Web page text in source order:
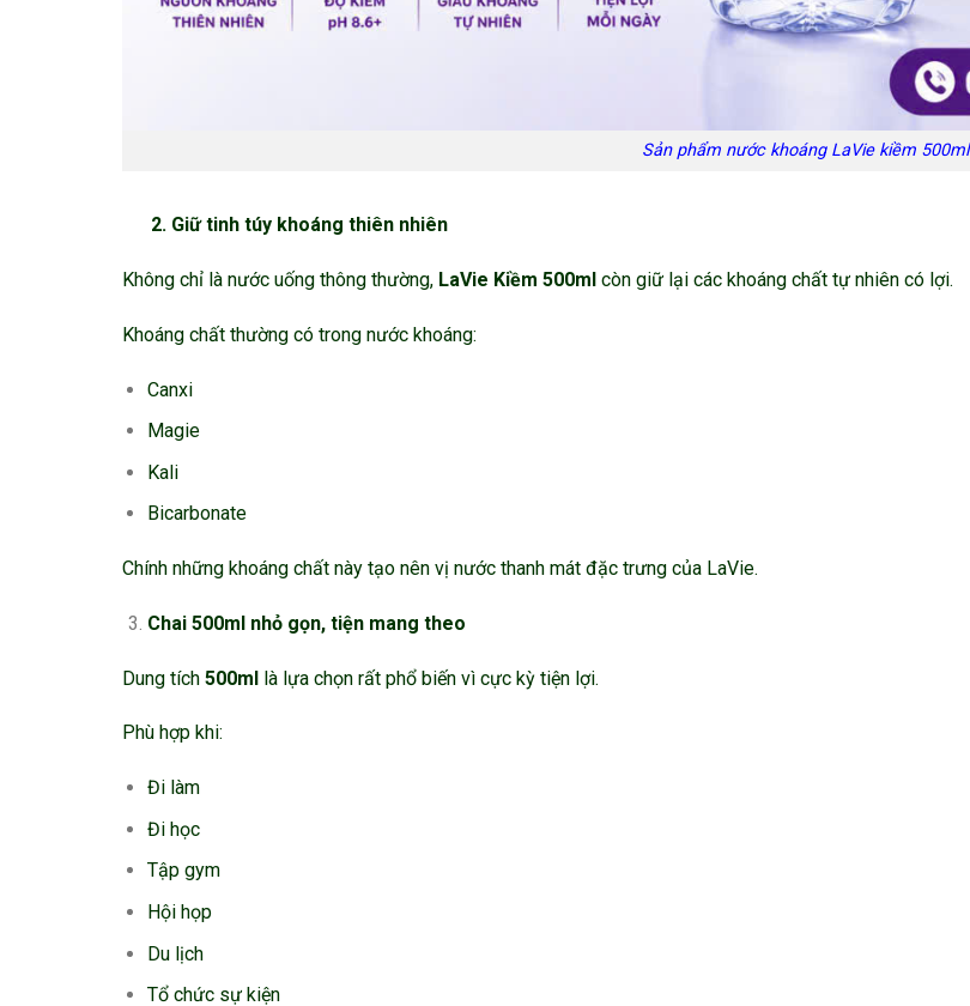
Sản phẩm nước khoáng LaVie kiềm 500ml
2. Giữ tinh túy khoáng thiên nhiên
Không chỉ là nước uống thông thường, LaVie Kiềm 500ml còn giữ lại các khoáng chất tự nhiên có lợi.
Khoáng chất thường có trong nước khoáng:
Canxi
Magie
Kali
Bicarbonate
Chính những khoáng chất này tạo nên vị nước thanh mát đặc trưng của LaVie.
Chai 500ml nhỏ gọn, tiện mang theo
Dung tích 500ml là lựa chọn rất phổ biến vì cực kỳ tiện lợi.
Phù hợp khi:
Đi làm
Đi học
Tập gym
Hội họp
Du lịch
Tổ chức sự kiện